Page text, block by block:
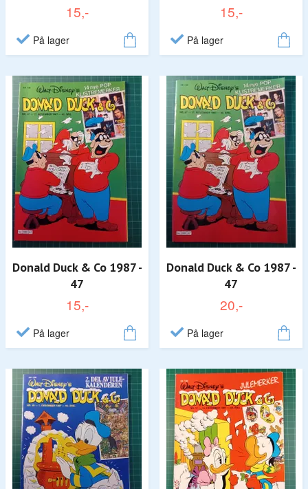
15,-
På lager
15,-
På lager
Donald Duck & Co 1987 -
47
15,-
På lager
Donald Duck & Co 1987 -
47
20,-
På lager